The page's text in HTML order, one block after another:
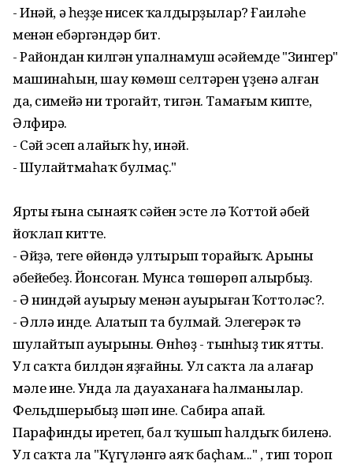
- Инәй, ә һеҙҙе нисек ҡалдырҙылар? Ғаиләһе
менән ебәргәндәр бит.
- Райондан килгән упалнамуш әсәйемдең "Зингер"
машинаһын, шау көмөш селтәрен үҙенә алған
да, симейә ни трогайт, тигән. Тамағым кипте,
Әлфирә.
- Сәй эсеп алайыҡ һуң, инәй.
- Шулайтмаһаҡ булмаҫ."
Ярты ғына сынаяҡ сәйен эсте лә Ҡоттой әбей
йоҡлап китте.
- Әйҙә, теге өйөндә ултырып торайыҡ. Арыны
әбейебеҙ. Йонсоған. Мунса төшөрөп алырбыҙ.
- Ә ниндәй ауырыу менән ауырыған Ҡоттоләс?.
- Әллә инде. Аңлатып та булмай. Элегерәк тә
шулайтып ауырыны. Өнһөҙ - тынһыҙ тик ятты.
Ул саҡта билдән яҙғайны. Ул саҡта ла алағар
мәле ине. Унда ла дауаханаға һалманылар.
Фельдшерыбыҙ шәп ине. Сабира апай.
Парафинды иретеп, бал ҡушып һалдыҡ биленә.
Ул саҡта ла "Күгүләнгә аяҡ баҫһам..." , тип тороп